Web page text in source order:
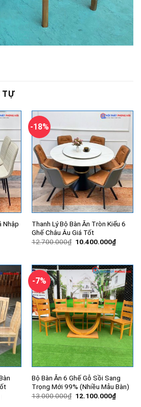
TỰ
Nhập
-18%
Thanh Lý Bộ Bàn Ăn Tròn Kiểu 6
Ghế Châu Âu Giá Tốt
12.700.000₫ Giá
10.400.000₫Giá
hiện
-7%
Bộ Bàn Ăn 6 Ghế Gỗ Sồi Sang
Trọng Mới 99% (Nhiều Mẫu Bàn)
13.000.000₫ Giá
12.100.000₫Giá
hiện